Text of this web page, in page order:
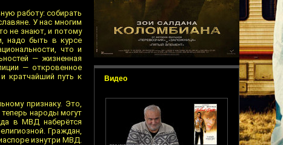
Видео
работу: собирать
У нас многим
не знают, и потому
надо быть в курсе
что и
— жизненная
— откровенное
кратчайший путь к
признаку. Это,
народы могут
в МВД наберётся
Граждан,
изнутри МВД.